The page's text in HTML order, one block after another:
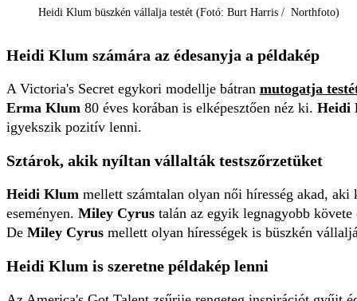
Heidi Klum büszkén vállalja testét (Fotó: Burt Harris / Northfoto)
Heidi Klum számára az édesanyja a példakép
A Victoria's Secret egykori modellje bátran mutogatja
Erma Klum 80 éves korában is elképesztően néz ki. Heidi
igyekszik pozitív lenni.
Sztárok, akik nyíltan vállalták testszőrzetüket
Heidi Klum mellett számtalan olyan női híresség akad,
eseményen. Miley Cyrus talán az egyik legnagyobb
De Miley Cyrus mellett olyan hírességek is büszkén
Heidi Klum is szeretne példakép lenni